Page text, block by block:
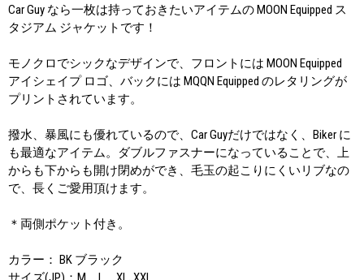
Car Guy なら一枚は持っておきたいアイテムの MOON Equipped ス
タジアム ジャケットです！
モノクロでシックなデザインで、フロントには MOON Equipped
アイシェイプ ロゴ、バックには MQQN Equipped のレタリングが
プリントされています。
撥水、暴風にも優れているので、Car Guyだけではなく、Biker に
も最適なアイテム。ダブルファスナーになっていることで、上
からも下からも開け閉めができ、毛玉の起こりにくいリブなの
で、長くご愛用頂けます。
＊両側ポケット付き。
カラー： BK ブラック